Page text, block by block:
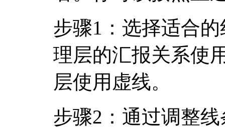
步骤1：选择适合
理层的汇报关系使
层使用虚线。
步骤2：通过调整